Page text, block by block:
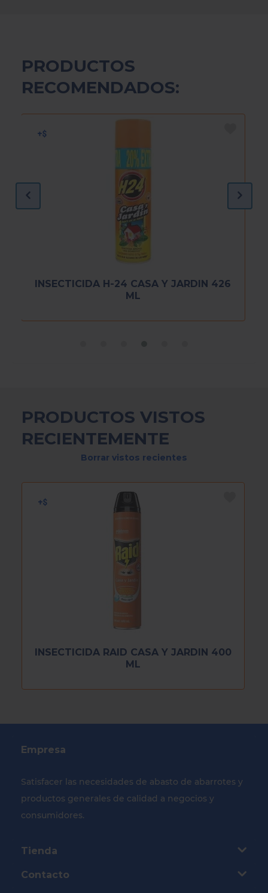
PRODUCTOS
RECOMENDADOS:
INSECTICIDA H-24 CASA Y JARDIN 426
ML
PRODUCTOS VISTOS
RECIENTEMENTE
Borrar vistos recientes
INSECTICIDA RAID CASA Y JARDIN 400
ML
Empresa
Satisfacer las necesidades de abasto de abarrotes y
productos generales de calidad a negocios y
consumidores.
Tienda
Contacto